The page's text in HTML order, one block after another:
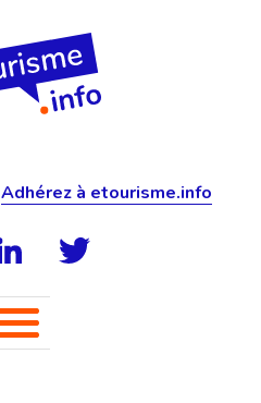
Adhérez à etourisme.info